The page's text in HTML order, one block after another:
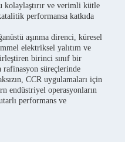
ve verimli kütle
performansa katkıda
aşınma direnci, küresel
elektriksel yalıtım ve
birinci sınıf bir
süreçlerinde
CCR uygulamaları için
endüstriyel operasyonların
performans ve